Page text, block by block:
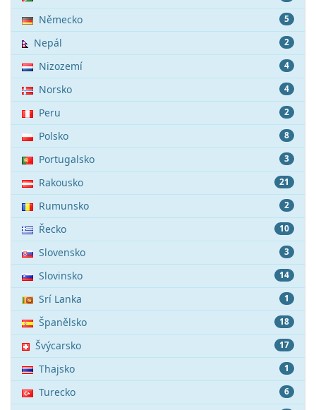
5
Německo
2
Nepál
4
Nizozemí
4
Norsko
2
Peru
8
Polsko
3
Portugalsko
21
Rakousko
2
Rumunsko
10
Řecko
3
Slovensko
14
Slovinsko
1
Srí Lanka
18
Španělsko
17
Švýcarsko
1
Thajsko
6
Turecko